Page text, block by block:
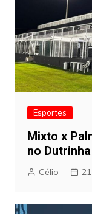
Esportes
Mixto x
no Dutrinha
Célio